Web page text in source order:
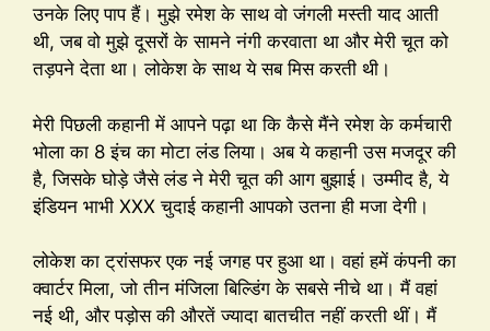
उनके लिए पाप हैं। मुझे रमेश के साथ वो जंगली मस्ती याद आती
थी, जब वो मुझे दूसरों के सामने नंगी करवाता था और मेरी चूत को
तड़पने देता था। लोकेश के साथ ये सब मिस करती थी।
मेरी पिछली कहानी में आपने पढ़ा था कि कैसे मैंने रमेश के कर्मचारी
भोला का 8 इंच का मोटा लंड लिया। अब ये कहानी उस मजदूर की
है, जिसके घोड़े जैसे लंड ने मेरी चूत की आग बुझाई। उम्मीद है, ये
इंडियन भाभी XXX चुदाई कहानी आपको उतना ही मजा देगी।
लोकेश का ट्रांसफर एक नई जगह पर हुआ था। वहां हमें कंपनी का
क्वार्टर मिला, जो तीन मंजिला बिल्डिंग के सबसे नीचे था। मैं वहां
नई थी, और पड़ोस की औरतें ज्यादा बातचीत नहीं करती थीं। मैं